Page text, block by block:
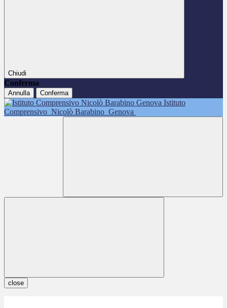
Chiudi
Conferma
Annulla Conferma
Istituto
Comprensivo Nicolò Barabino Genova
close